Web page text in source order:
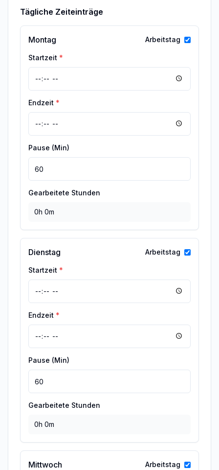
Tägliche Zeiteinträge
Montag Arbeitstag
Startzeit *
Endzeit *
Pause (Min)
Gearbeitete Stunden
0h 0m
Dienstag Arbeitstag
Startzeit *
Endzeit *
Pause (Min)
Gearbeitete Stunden
0h 0m
Mittwoch Arbeitstag